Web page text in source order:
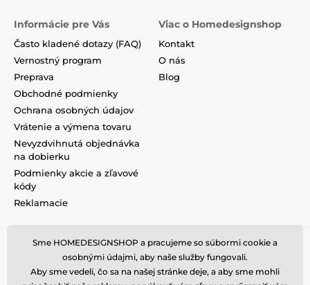
Informácie pre Vás
Často kladené dotazy (FAQ)
Vernostný program
Preprava
Obchodné podmienky
Ochrana osobných údajov
Vrátenie a výmena tovaru
Nevyzdvihnutá objednávka
na dobierku
Podmienky akcie a zľavové
kódy
Reklamacie
Viac o Homedesignshop
Kontakt
O nás
Blog
Sme HOMEDESIGNSHOP a pracujeme so súbormi cookie a
osobnými údajmi, aby naše služby fungovali.
Aby sme vedeli, čo sa na našej stránke deje, a aby sme mohli